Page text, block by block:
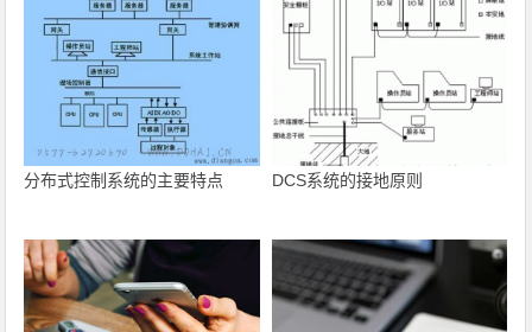
分布式控制系统的主要特点 DCS系统的接地原则